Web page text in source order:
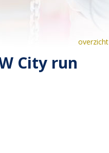
overzicht
City run